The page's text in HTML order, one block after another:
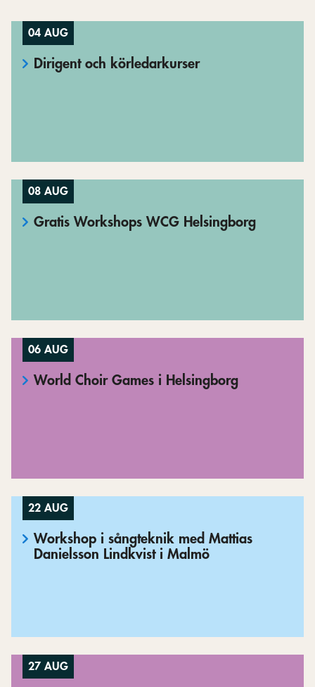
04 AUG
Dirigent och körledarkurser
08 AUG
Gratis Workshops WCG Helsingborg
06 AUG
World Choir Games i Helsingborg
22 AUG
Workshop i sångteknik med Mattias
Danielsson Lindkvist i Malmö
27 AUG